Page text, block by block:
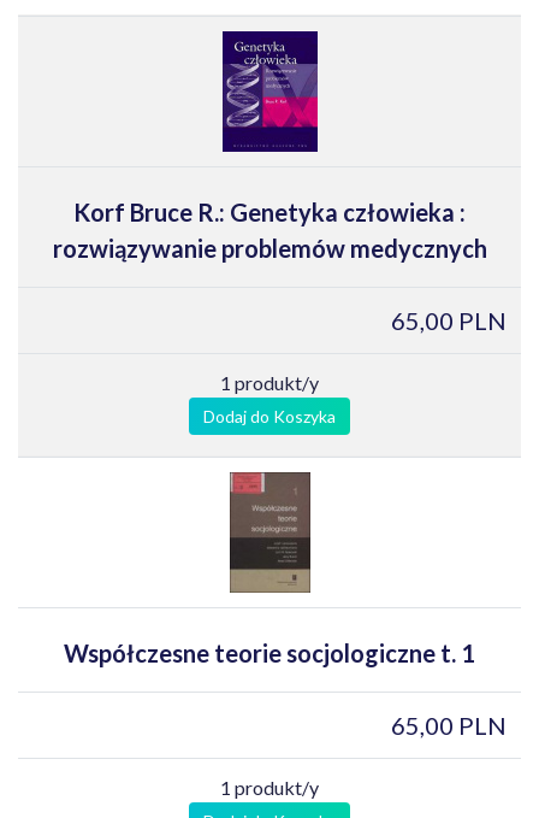
Korf Bruce R.: Genetyka człowieka :
rozwiązywanie problemów medycznych
65,00 PLN
1 produkt/y
Dodaj do Koszyka
Współczesne teorie socjologiczne t. 1
65,00 PLN
1 produkt/y